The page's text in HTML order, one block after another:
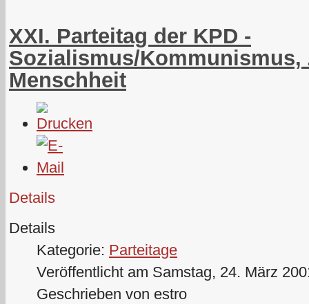
XXI. Parteitag der KPD -
Sozialismus/Kommunismus,
Menschheit
Details
Details
Kategorie: Parteitage
Veröffentlicht am Samstag, 24. März
Geschrieben von estro